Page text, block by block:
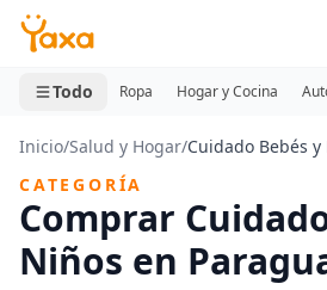
MINI CARRITO
0 productos
Todo Ropa Hogar y Cocina
Inicio/Salud y Hogar/Cuidado Bebés y
CATEGORÍA
Comprar
Niños en